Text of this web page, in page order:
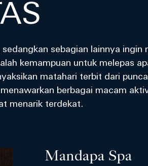
sebagian lainnya ingin
kemampuan untuk melepas
matahari terbit dari
berbagai macam
menarik terdekat.
Mandapa Spa